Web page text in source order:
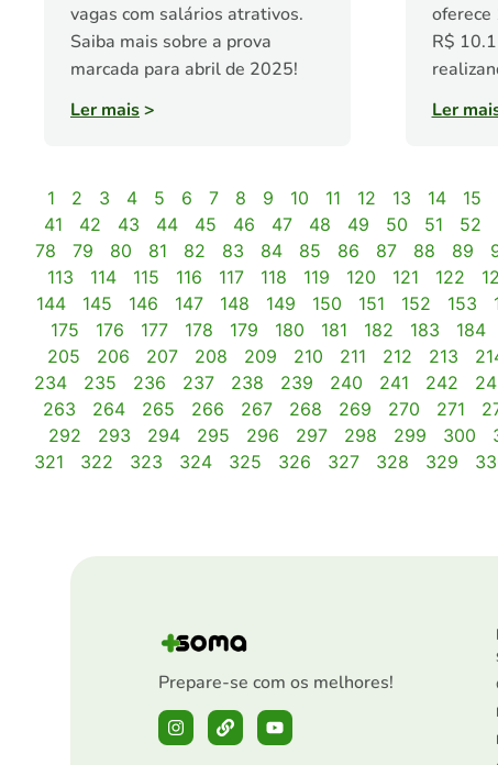
vagas com salários atrativos.
Saiba mais sobre a prova
marcada para abril de 2025!
Ler mais>
oferece
R$
Ler
1 2 3 4 5 6 7 8 9 10 11 12 13 14 15
41
42 43 44 45 46 47 48 49 50 51 52
78
79 80 81 82 83 84 85 86 87 88 89
113
114 115 116 117 118 119 120 121 122
144
145 146 147 148 149 150 151 152 153
175
176 177 178 179 180 181 182 183 184
205
206 207 208 209 210 211 212 213
234
235 236 237 238 239 240 241 242
263
264 265 266 267 268 269 270 271
292
293 294 295 296 297 298 299 300
321
322 323 324 325 326 327 328 329
Prepare-se com os melhores!